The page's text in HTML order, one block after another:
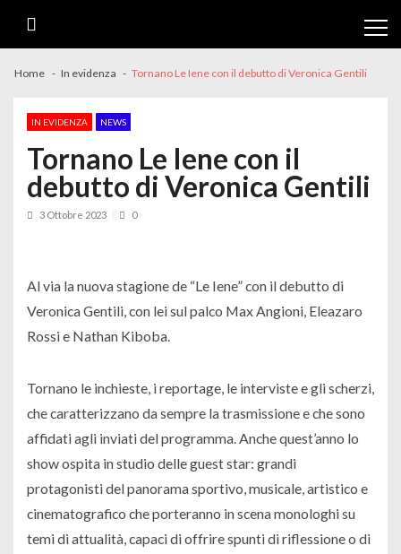
Home In evidenza Tornano Le Iene con il debutto di Veronica Gentili
IN EVIDENZA NEWS
Tornano Le Iene con il
debutto di Veronica Gentili
3 Ottobre 2023 0
Al via la nuova stagione de “Le Iene” con il debutto di
Veronica Gentili, con lei sul palco Max Angioni, Eleazaro
Rossi e Nathan Kiboba.
Tornano le inchieste, i reportage, le interviste e gli scherzi,
che caratterizzano da sempre la trasmissione e che sono
affidati agli inviati del programma. Anche quest’anno lo
show ospita in studio delle guest star: grandi
protagonisti del panorama sportivo, musicale, artistico e
cinematografico che porteranno in scena monologhi su
temi di attualità, capaci di offrire spunti di riflessione o di